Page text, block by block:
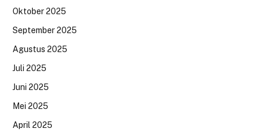
Oktober 2025
September 2025
Agustus 2025
Juli 2025
Juni 2025
Mei 2025
April 2025